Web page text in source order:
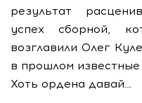
результат
успех сборной,
возглавили Олег
в прошлом
Хоть ордена давай…